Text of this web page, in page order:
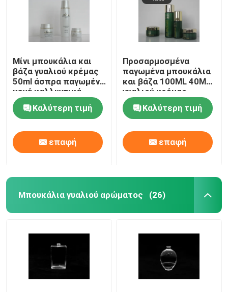
Μίνι μπουκάλια και
βάζα γυαλιού κρέμας
50ml άσπρα παγωμένα
κενά καλλυντικά
Καλύτερη τιμή
επαφή
Προσαρμοσμένα
παγωμένα μπουκάλια
και βάζα 100ML 40ML
γυαλιού κρέμας
πυρόλιθου
καλλυντικά
Καλύτερη τιμή
επαφή
Μπουκάλια γυαλιού αρώματος (26)